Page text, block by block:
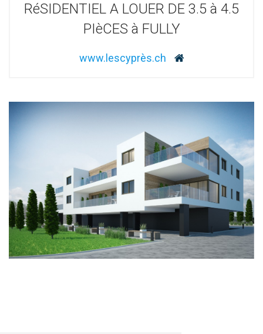
RéSIDENTIEL A LOUER DE 3.5 à 4.5
PIèCES à FULLY
www.lescyprès.ch